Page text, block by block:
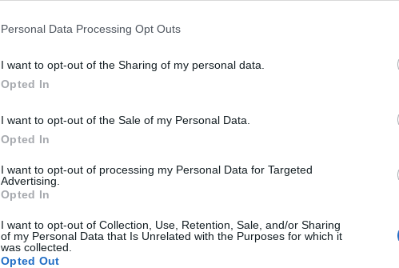
Personal Data Processing Opt Outs
I want to opt-out of the Sharing of my personal data.
Opted In
I want to opt-out of the Sale of my Personal Data.
Opted In
I want to opt-out of processing my Personal Data for Targeted
Advertising.
Opted In
I want to opt-out of Collection, Use, Retention, Sale, and/or Sharing
of my Personal Data that Is Unrelated with the Purposes for which it
was collected.
Opted Out